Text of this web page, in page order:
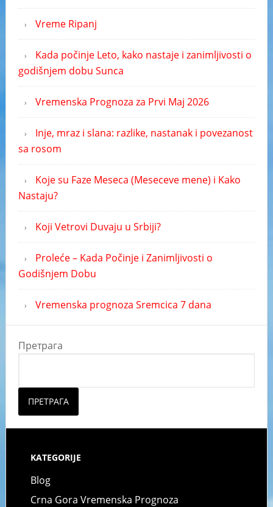
Vreme Ripanj
Kada počinje Leto, kako nastaje i zanimljivosti o
godišnjem dobu Sunca
Vremenska Prognoza za Prvi Maj 2026
Inje, mraz i slana: razlike, nastanak i povezanost
sa rosom
Koje su Faze Meseca (Meseceve mene) i Kako
Nastaju?
Koji Vetrovi Duvaju u Srbiji?
Proleće – Kada Počinje i Zanimljivosti o
Godišnjem Dobu
Vremenska prognoza Sremcica 7 dana
Претрага
ПРЕТРАГА
KATEGORIJE
Blog
Crna Gora Vremenska Prognoza